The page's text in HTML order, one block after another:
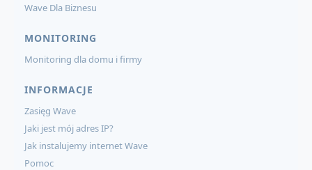
Wave Dla Biznesu
MONITORING
Monitoring dla domu i firmy
INFORMACJE
Zasięg Wave
Jaki jest mój adres IP?
Jak instalujemy internet Wave
Pomoc